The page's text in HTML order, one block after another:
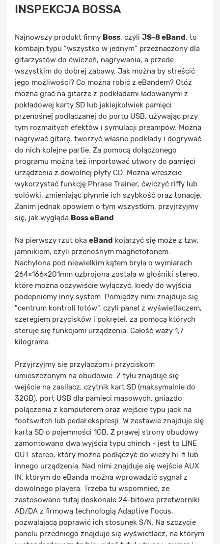
INSPEKCJA BOSSA
Najnowszy produkt firmy Boss, czyli JS-8 eBand, to
kombajn typu "wszystko w jednym" przeznaczony dla
gitarzystów do ćwiczeń, nagrywania, a przede
wszystkim do dobrej zabawy. Jak można by streścić
jego możliwości? Co można robić z eBandem? Otóż
można grać na gitarze z podkładami ładowanymi z
pokładowej karty SD lub jakiejkolwiek pamięci
przenośnej podłączanej do portu USB, używając przy
tym rozmaitych efektów i symulacji preampów. Można
nagrywać gitarę, tworzyć własne podkłady i dogrywać
do nich kolejne partie. Za pomocą dołączonego
programu można też importować utwory do pamięci
urządzenia z dowolnej płyty CD. Można wreszcie
wykorzystać funkcję Phrase Trainer, ćwiczyć riffy lub
solówki, zmieniając płynnie ich szybkość oraz tonację.
Zanim jednak opowiem o tym wszystkim, przyjrzyjmy
się, jak wygląda Boss eBand.
Na pierwszy rzut oka eBand kojarzyć się może z tzw.
jamnikiem, czyli przenośnym magnetofonem.
Nachylona pod niewielkim kątem bryła o wymiarach
264×166×201mm uzbrojona została w głośniki stereo,
które można oczywiście wyłączyć, kiedy do wyjścia
podepniemy inny system. Pomiędzy nimi znajduje się
"centrum kontroli lotów", czyli panel z wyświetlaczem,
szeregiem przycisków i pokręteł, za pomocą których
steruje się funkcjami urządzenia. Całość waży 1,7
kilograma.
Przyjrzyjmy się przyłączom i przyciskom
umieszczonym na obudowie. Z tyłu znajduje się
wejście na zasilacz, czytnik kart SD (maksymalnie do
32GB), port USB dla pamięci masowych, gniazdo
połączenia z komputerem oraz wejście typu jack na
footswitch lub pedał ekspresji. W zestawie znajduje się
karta SD o pojemności 1GB. Z prawej strony obudowy
zamontowano dwa wyjścia typu chinch - jest to LINE
OUT stereo, który można podłączyć do wieży hi-fi lub
innego urządzenia. Nad nimi znajduje się wejście AUX
IN, którym do eBanda można wprowadzić sygnał z
dowolnego playera. Trzeba tu wspomnieć, że
zastosowano tutaj doskonałe 24-bitowe przetworniki
AD/DA z firmową technologią Adaptive Focus,
pozwalającą poprawić ich stosunek S/N. Na szczycie
panelu przedniego znajduje się wyświetlacz, na którym